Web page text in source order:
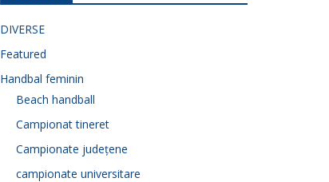
DIVERSE
Featured
Handbal feminin
Beach handball
Campionat tineret
Campionate județene
campionate universitare